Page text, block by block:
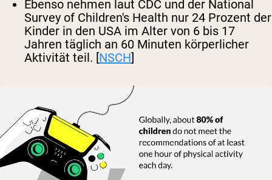
Ebenso nehmen laut CDC und der National
Survey of Children's Health nur 24 Prozent der
Kinder in den USA im Alter von 6 bis 17
Jahren täglich an 60 Minuten körperlicher
Aktivität teil. [NSCH]